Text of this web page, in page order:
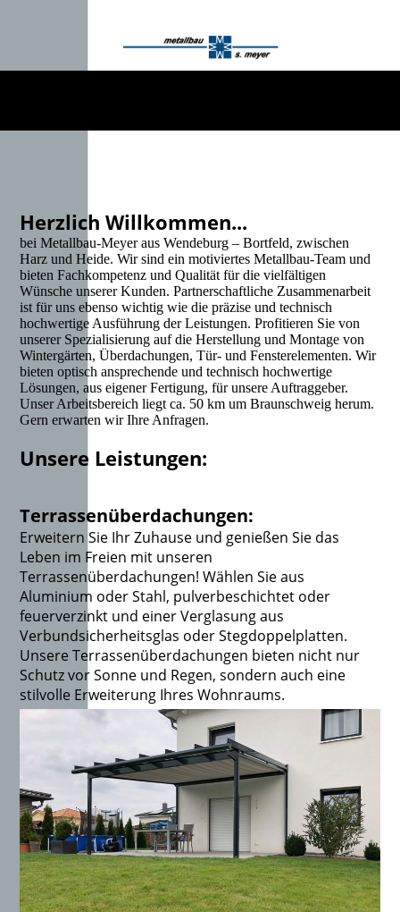
Herzlich Willkommen...
bei Metallbau-Meyer aus Wendeburg – Bortfeld, zwischen
Harz und Heide. Wir sind ein motiviertes Metallbau-Team und
bieten Fachkompetenz und Qualität für die vielfältigen
Wünsche unserer Kunden. Partnerschaftliche Zusammenarbeit
ist für uns ebenso wichtig wie die präzise und technisch
hochwertige Ausführung der Leistungen. Profitieren Sie von
unserer Spezialisierung auf die Herstellung und Montage von
Wintergärten, Überdachungen, Tür- und Fensterelementen. Wir
bieten optisch ansprechende und technisch hochwertige
Lösungen, aus eigener Fertigung, für unsere Auftraggeber.
Unser Arbeitsbereich liegt ca. 50 km um Braunschweig herum.
Gern erwarten wir Ihre Anfragen.
Unsere Leistungen:
Terrassenüberdachungen:
Erweitern Sie Ihr Zuhause und genießen Sie das
Leben im Freien mit unseren
Terrassenüberdachungen! Wählen Sie aus
Aluminium oder Stahl, pulverbeschichtet oder
feuerverzinkt und einer Verglasung aus
Verbundsicherheitsglas oder Stegdoppelplatten.
Unsere Terrassenüberdachungen bieten nicht nur
Schutz vor Sonne und Regen, sondern auch eine
stilvolle Erweiterung Ihres Wohnraums.